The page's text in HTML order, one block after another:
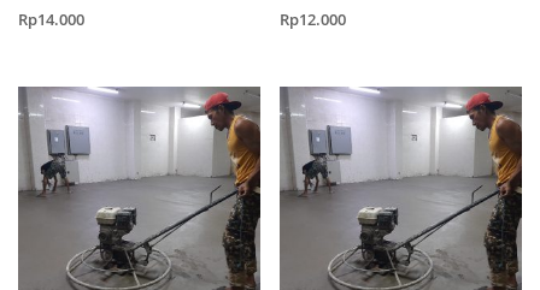
Rp14.000 Rp12.000